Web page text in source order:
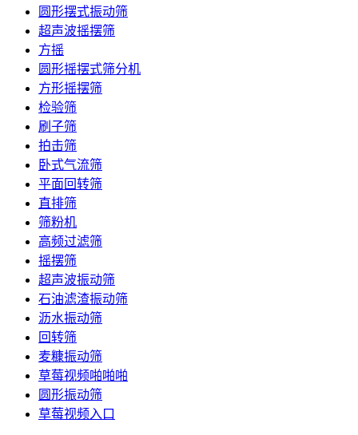
圆形摆式振动筛
超声波摇摆筛
方摇
圆形摇摆式筛分机
方形摇摆筛
检验筛
刷子筛
拍击筛
卧式气流筛
平面回转筛
直排筛
筛粉机
高频过滤筛
摇摆筛
超声波振动筛
石油滤渣振动筛
沥水振动筛
回转筛
麦糠振动筛
草莓视频啪啪啪
圆形振动筛
草莓视频入口